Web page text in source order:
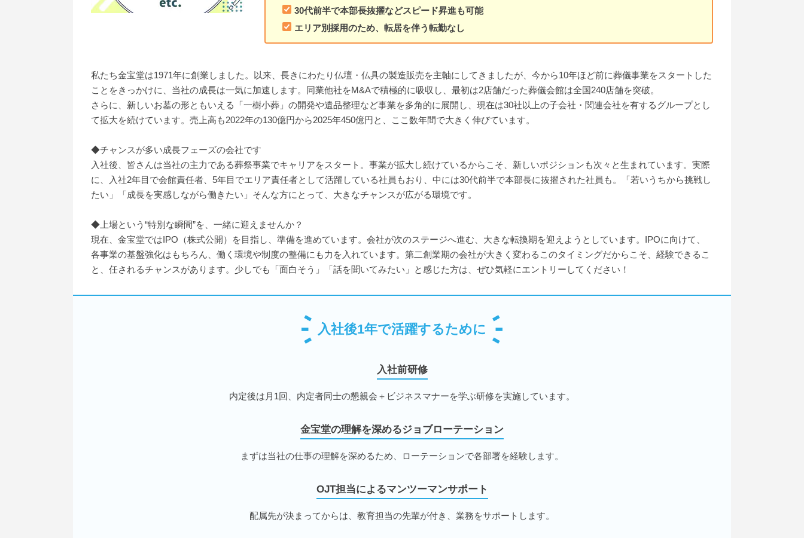
30代前半で本部長抜擢などスピード昇進も可能
エリア別採用のため、転居を伴う転勤なし
私たち金宝堂は1971年に創業しました。以来、長きにわたり仏壇・仏具の製造販売を主軸にしてきましたが、今から10年ほど前に葬儀事業をスタートした
ことをきっかけに、当社の成長は一気に加速します。同業他社をM&Aで積極的に吸収し、最初は2店舗だった葬儀会館は全国240店舗を突破。
さらに、新しいお墓の形ともいえる「一樹小葬」の開発や遺品整理など事業を多角的に展開し、現在は30社以上の子会社・関連会社を有するグループとし
て拡大を続けています。売上高も2022年の130億円から2025年450億円と、ここ数年間で大きく伸びています。
◆チャンスが多い成長フェーズの会社です
入社後、皆さんは当社の主力である葬祭事業でキャリアをスタート。事業が拡大し続けているからこそ、新しいポジションも次々と生まれています。実際
に、入社2年目で会館責任者、5年目でエリア責任者として活躍している社員もおり、中には30代前半で本部長に抜擢された社員も。「若いうちから挑戦し
たい」「成長を実感しながら働きたい」そんな方にとって、大きなチャンスが広がる環境です。
◆上場という“特別な瞬間”を、一緒に迎えませんか？
現在、金宝堂ではIPO（株式公開）を目指し、準備を進めています。会社が次のステージへ進む、大きな転換期を迎えようとしています。IPOに向けて、
各事業の基盤強化はもちろん、働く環境や制度の整備にも力を入れています。第二創業期の会社が大きく変わるこのタイミングだからこそ、経験できるこ
と、任されるチャンスがあります。少しでも「面白そう」「話を聞いてみたい」と感じた方は、ぜひ気軽にエントリーしてください！
入社後1年で活躍するために
入社前研修
内定後は月1回、内定者同士の懇親会＋ビジネスマナーを学ぶ研修を実施しています。
金宝堂の理解を深めるジョブローテーション
まずは当社の仕事の理解を深めるため、ローテーションで各部署を経験します。
OJT担当によるマンツーマンサポート
配属先が決まってからは、教育担当の先輩が付き、業務をサポートします。